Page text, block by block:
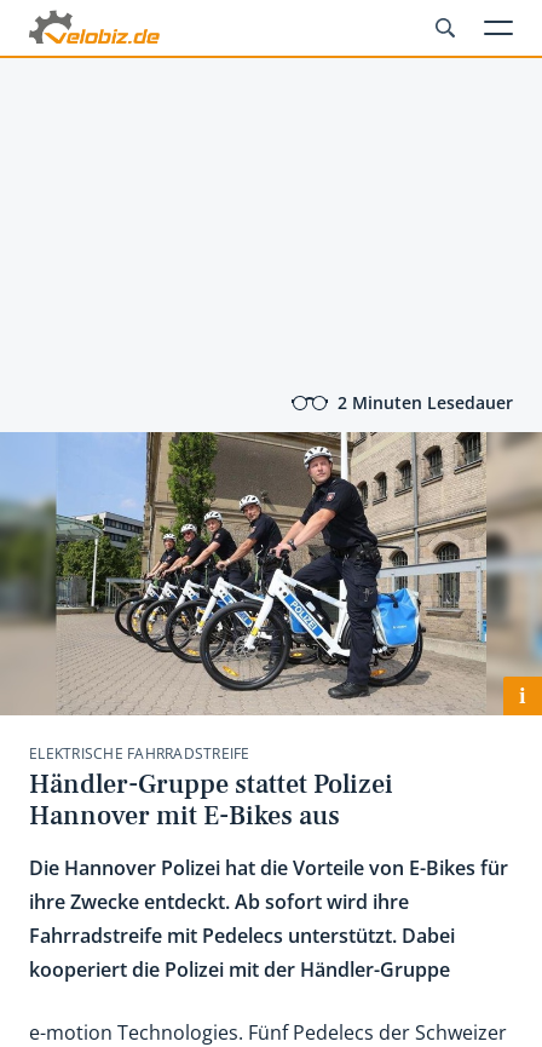
2 Minuten Lesedauer
i
ELEKTRISCHE FAHRRADSTREIFE
Händler-Gruppe stattet Polizei
Hannover mit E-Bikes aus
Die Hannover Polizei hat die Vorteile von E-Bikes für
ihre Zwecke entdeckt. Ab sofort wird ihre
Fahrradstreife mit Pedelecs unterstützt. Dabei
kooperiert die Polizei mit der Händler-Gruppe
e-motion Technologies. Fünf Pedelecs der Schweizer